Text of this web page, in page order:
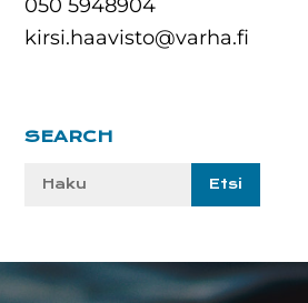
050 5948904
kirsi.haavisto@varha.fi
Ensisijainen
SEARCH
Etsi